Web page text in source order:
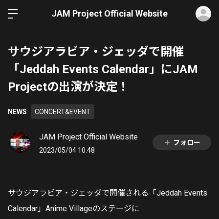
JAM Project Official Website
サウジアラビア・ジェッダで開催
「Jeddah Events Calendar」にJAM
Projectの出演が決定！
NEWS CONCERT&EVENT
JAM Project Official Website
2023/05/04 10:48
フォロー
サウジアラビア・ジェッダで開催される「Jeddah Events
Calendar」Anime Villageのステージに